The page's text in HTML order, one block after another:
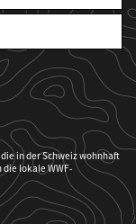
in der Schweiz wohnhaft
die lokale WWF-